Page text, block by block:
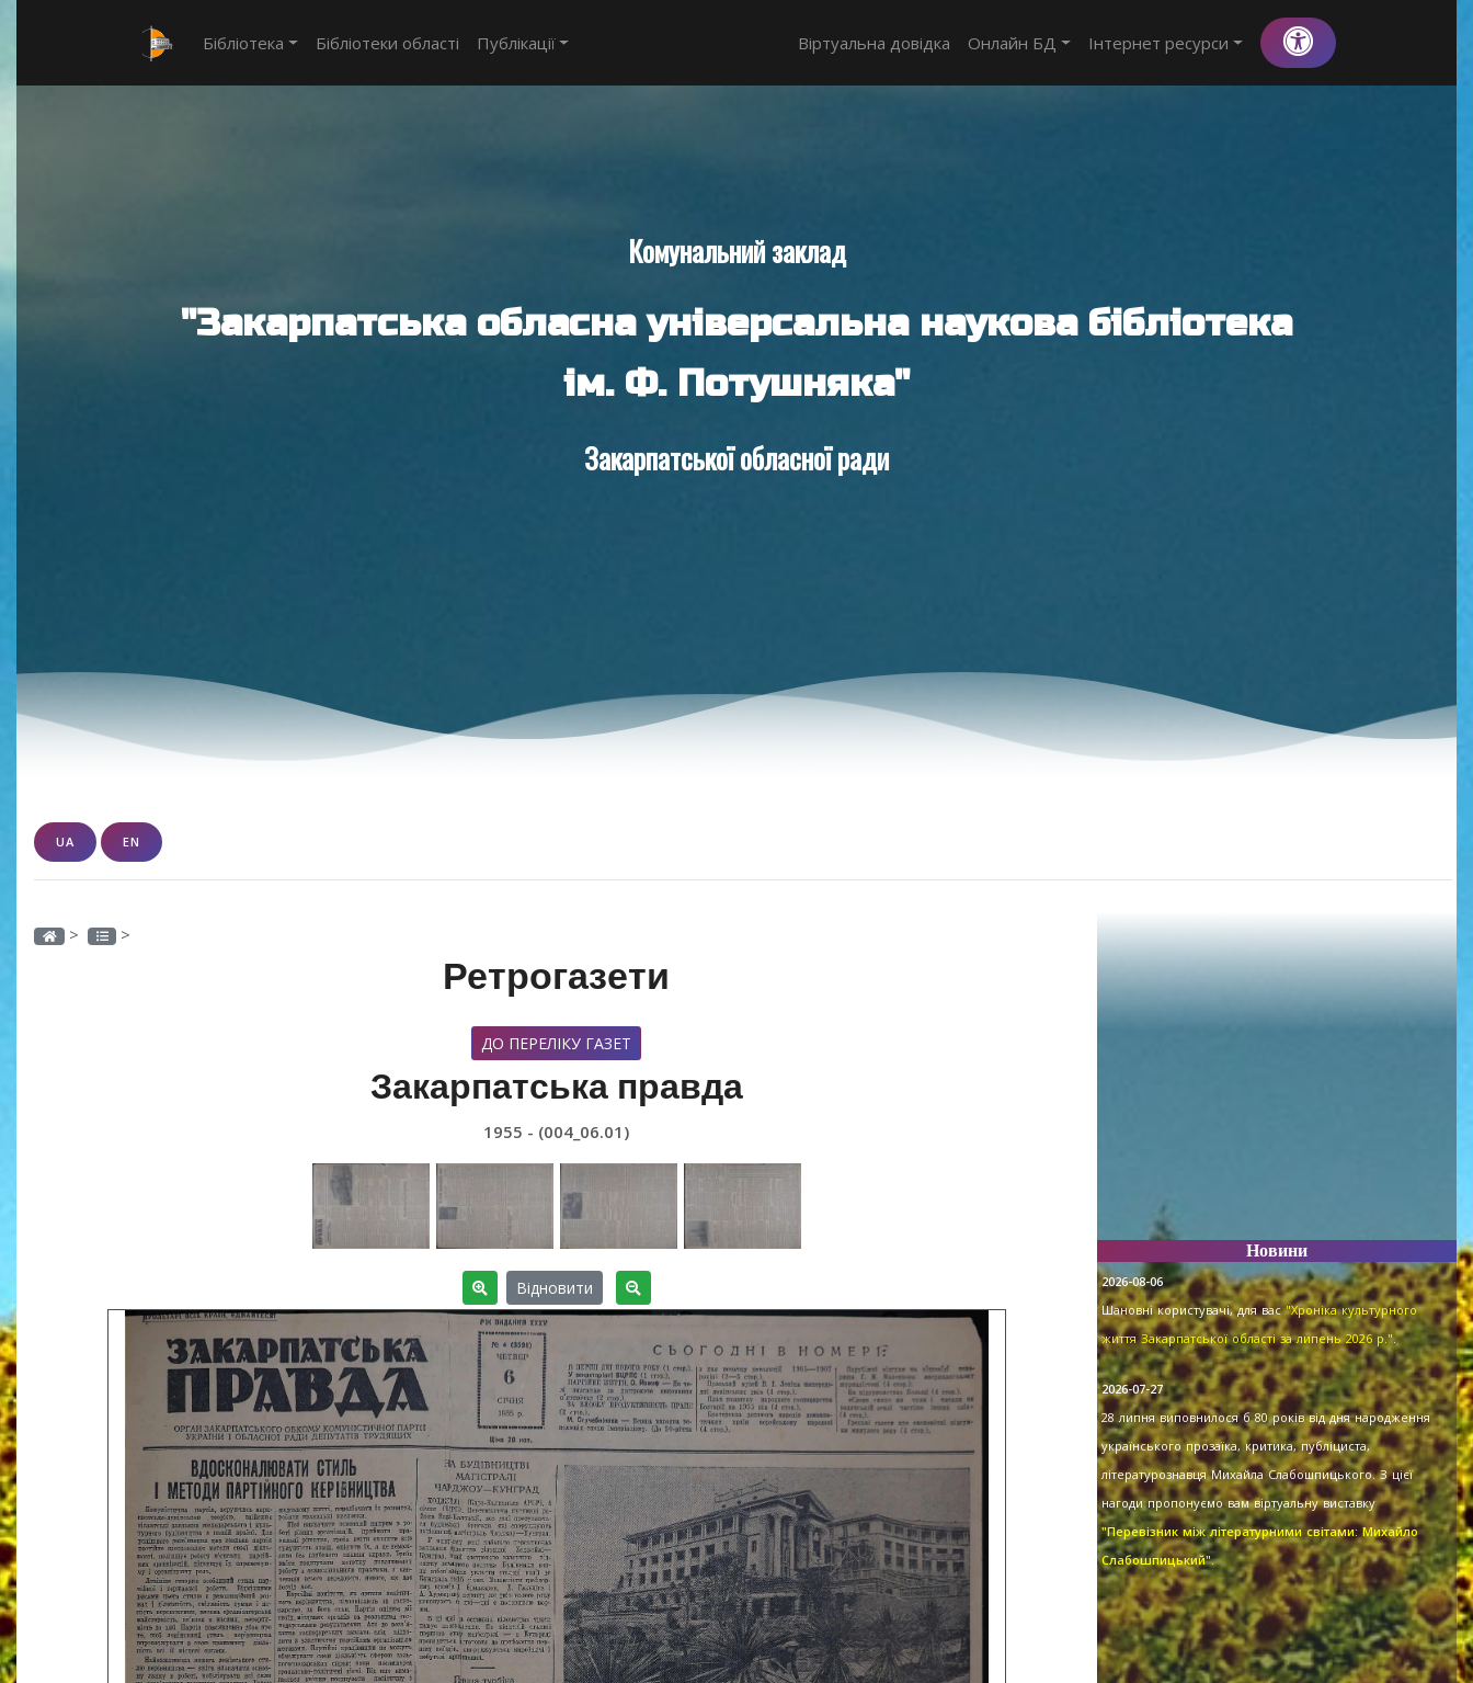
Бібліотека Бібліотеки області Публікації Віртуальна довідка Онлайн БД Інтернет ресурси
Комунальний заклад
"Закарпатська обласна універсальна наукова бібліотека
ім. Ф. Потушняка"
Закарпатської обласної ради
UA EN
> >
Ретрогазети
ДО ПЕРЕЛІКУ ГАЗЕТ
Закарпатська правда
1955 - (004_06.01)
Відновити
Новини
2026-08-06
Шановні користувачі, для вас"Хроніка культурного
життя Закарпатської області за липень 2026 р.".
2026-07-27
28 липня виповнилося б 80 років від дня народження
українського прозаїка, критика, публіциста,
літературознавця Михайла Слабошпицького. З цієї
нагоди пропонуємо вам віртуальну виставку
"Перевізник між літературними світами: Михайло
Слабошпицький".